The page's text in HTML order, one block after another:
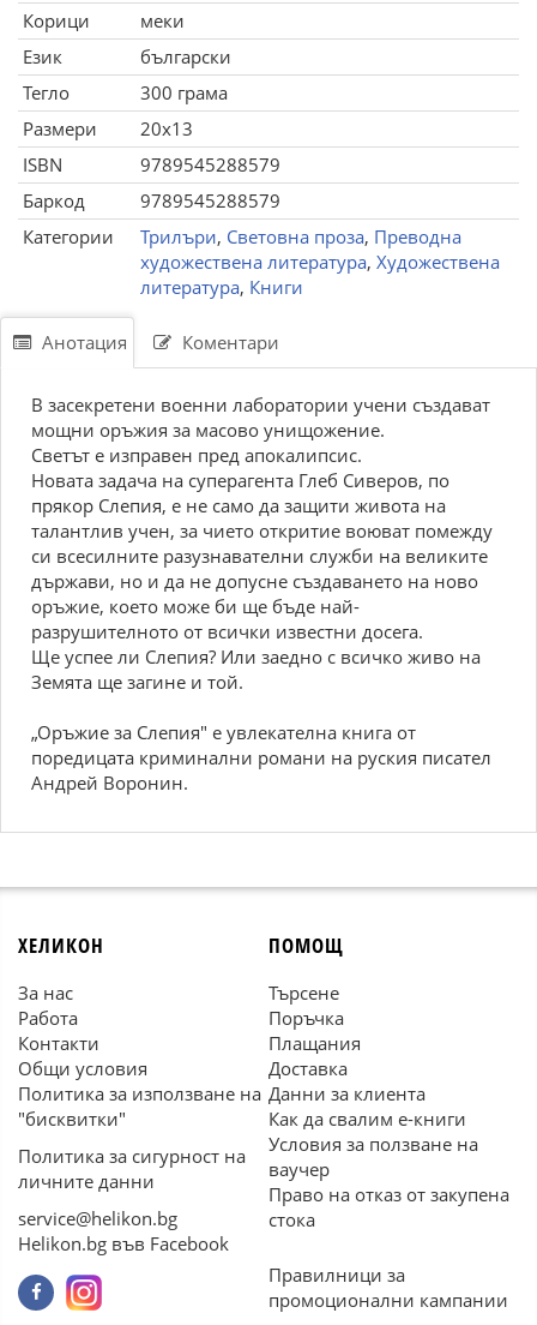
Корици
меки
Език
български
Тегло
300 грама
Размери
20x13
ISBN
9789545288579
Баркод
9789545288579
Категории
Трилъри, Световна проза, Преводна
художествена литература, Художествена
литература, Книги
Анотация Коментари
В засекретени военни лаборатории учени създават
мощни оръжия за масово унищожение.
Светът е изправен пред апокалипсис.
Новата задача на суперагента Глеб Сиверов, по
прякор Слепия, е не само да защити живота на
талантлив учен, за чието откритие воюват помежду
си всесилните разузнавателни служби на великите
държави, но и да не допусне създаването на ново
оръжие, което може би ще бъде най-
разрушителното от всички известни досега.
Ще успее ли Слепия? Или заедно с всичко живо на
Земята ще загине и той.
„Оръжие за Слепия" е увлекателна книга от
поредицата криминални романи на руския писател
Андрей Воронин.
ХЕЛИКОН
За нас
Работа
Контакти
Общи условия
Политика за използване на
"бисквитки"
Политика за сигурност на
личните данни
service@helikon.bg
Helikon.bg във Facebook
ПОМОЩ
Търсене
Поръчка
Плащания
Доставка
Данни за клиента
Как да свалим е-книги
Условия за ползване на
ваучер
Право на отказ от закупена
стока
Правилници за
промоционални кампании